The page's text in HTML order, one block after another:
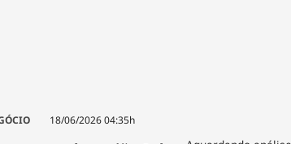
18/06/2026 04:35h